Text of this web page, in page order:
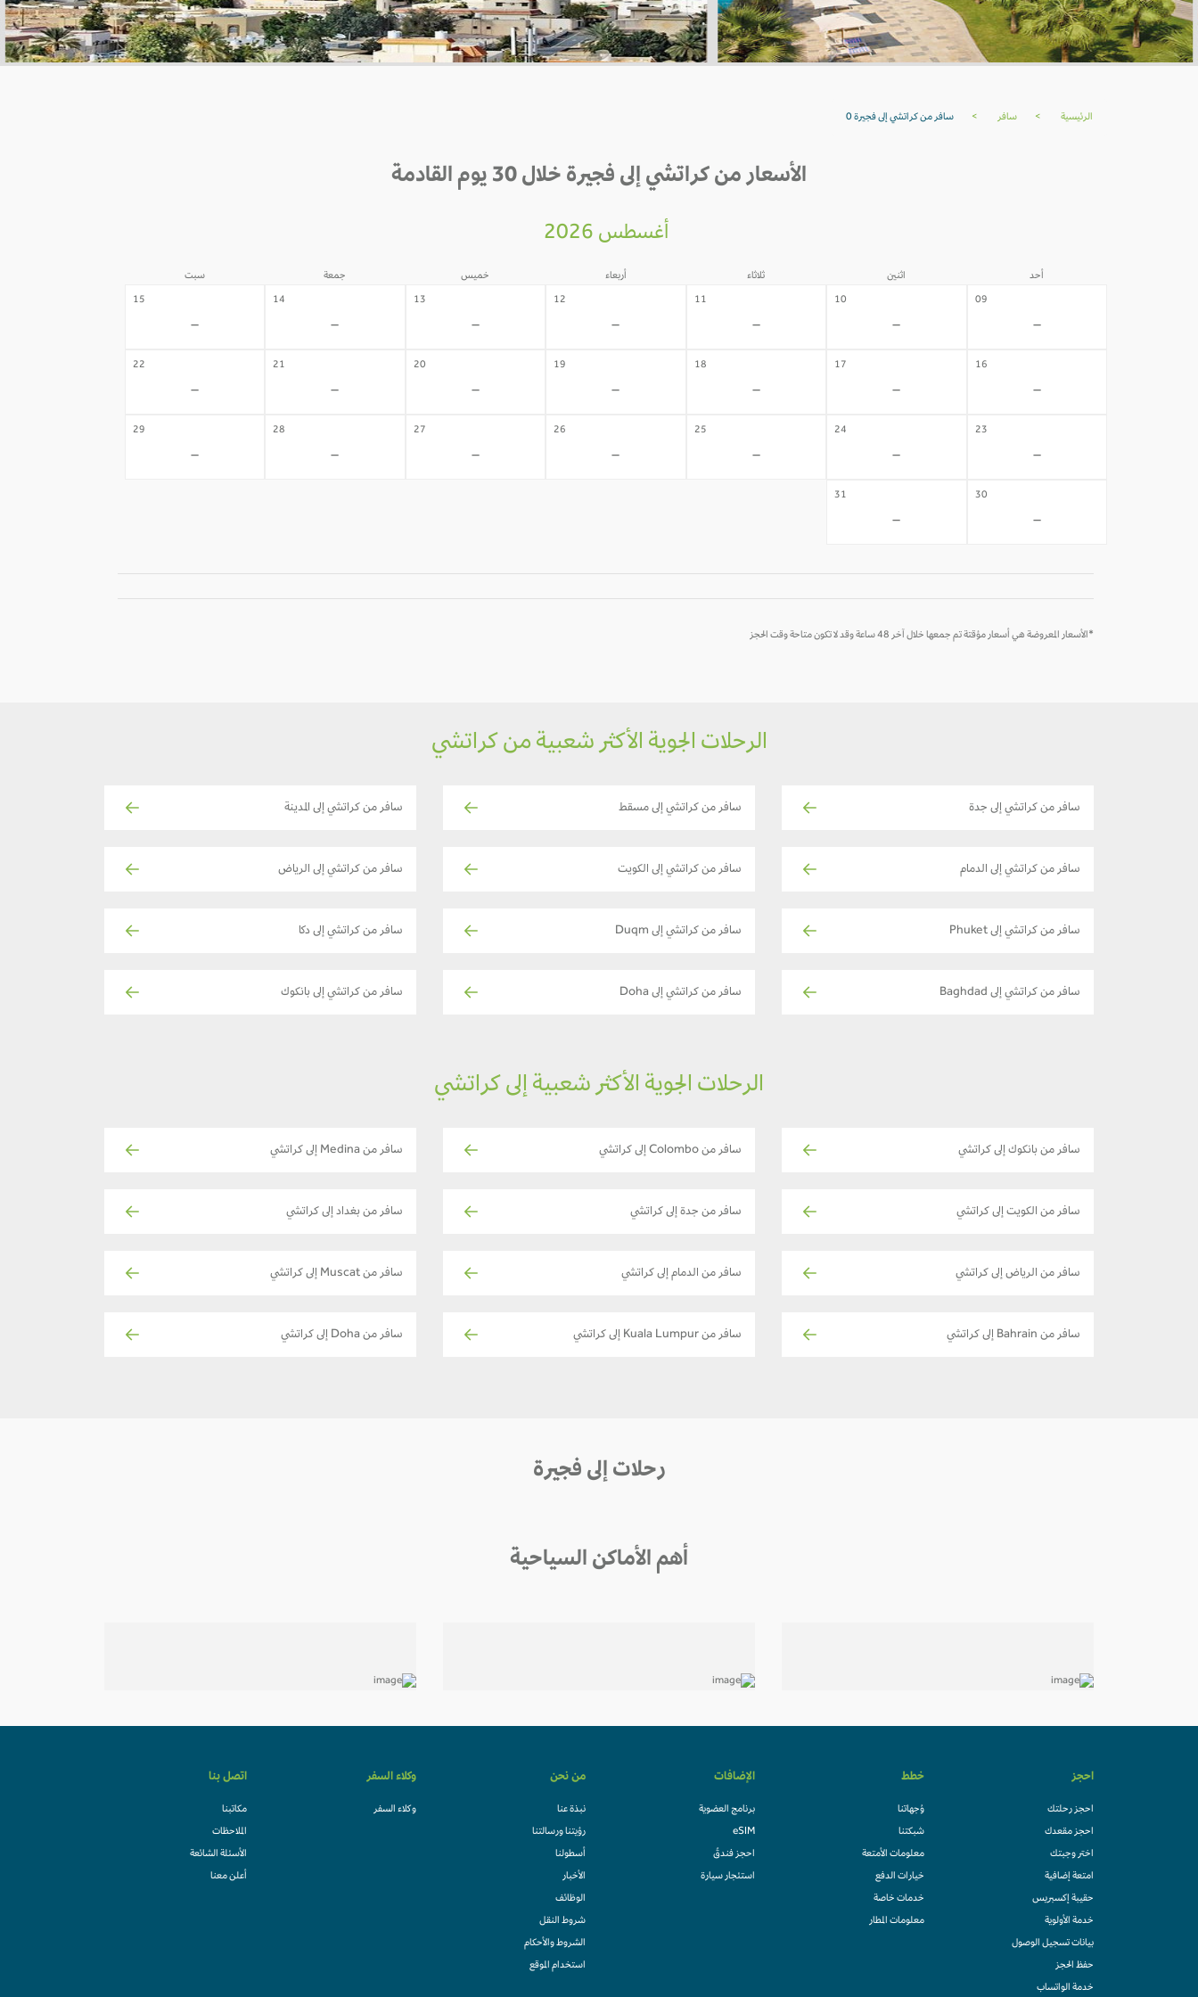
الرئيسية > سافر > سافر من كراتشي إلى فجيرة 0
الأسعار من كراتشي إلى فجيرة خلال 30 يوم القادمة
أغسطس 2026
أحد اثنين ثلاثاء أربعاء خميس جمعة سبت
09
-
10
-
11
-
12
-
13
-
14
-
15
-
16
-
17
-
18
-
19
-
20
-
21
-
22
-
23
-
24
-
25
-
26
-
27
-
28
-
29
-
30
-
31
-
*الأسعار المعروضة هي أسعار مؤقتة تم جمعها خلال آخر 48 ساعة وقد لا تكون متاحة وقت الحجز
الرحلات الجوية الأكثر شعبية من كراتشي
سافر من كراتشي إلى جدة سافر من كراتشي إلى مسقط سافر من كراتشي إلى المدينة
سافر من كراتشي إلى الدمام سافر من كراتشي إلى الكويت سافر من كراتشي إلى الرياض
سافر من كراتشي إلى Phuket سافر من كراتشي إلى Duqm سافر من كراتشي إلى دكا
سافر من كراتشي إلى Baghdad سافر من كراتشي إلى Doha سافر من كراتشي إلى بانكوك
الرحلات الجوية الأكثر شعبية إلى كراتشي
سافر من بانكوك إلى كراتشي سافر من Colombo إلى كراتشي سافر من Medina إلى كراتشي
سافر من الكويت إلى كراتشي سافر من جدة إلى كراتشي سافر من بغداد إلى كراتشي
سافر من الرياض إلى كراتشي سافر من الدمام إلى كراتشي سافر من Muscat إلى كراتشي
سافر من Bahrain إلى كراتشي سافر من Kuala Lumpur إلى كراتشي سافر من Doha إلى كراتشي
رحلات إلى فجيرة
أهم الأماكن السياحية
احجز
احجز رحلتك
احجز مقعدك
اختر وجبتك
امتعة إضافية
حقيبة إكسبريس
خدمة الأولوية
بيانات تسجيل الوصول
حفظ الحجز
خدمة الواتساب
خطط
وُجهاتنا
شبكتنا
معلومات الأمتعة
خيارات الدفع
خدمات خاصة
معلومات المطار
الإضافات
برنامج العضوية
eSIM
احجز فندقً
استئجار سيارة
من نحن
نبذة عنا
رؤيتنا ورسالتنا
أسطولنا
الأخبار
الوظائف
شروط النقل
الشروط والأحكام
استخدام الموقع
وكلاء السفر
وكلاء السفر
اتصل بنا
مكاتبنا
الملاحظات
الأسئلة الشائعة
أعلن معنا